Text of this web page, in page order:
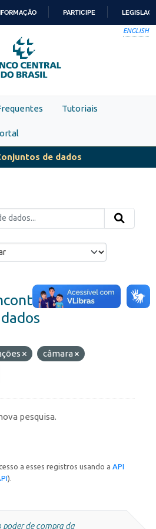
PARA
O
CONTEÚDO
PARTICIPE
ENGLISH
Tutoriais
de dados
câmara
pesquisa.
a esses registros usando a API
).
poder de compra da